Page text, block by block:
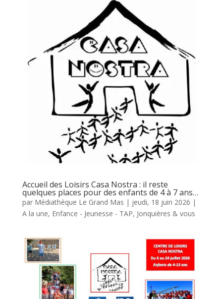
Accueil des Loisirs Casa Nostra : il reste
quelques places pour des enfants de 4 à 7 ans…
par Médiathèque Le Grand Mas | jeudi, 18 juin 2026 |
A la une, Enfance - Jeunesse - TAP, Jonquières & vous